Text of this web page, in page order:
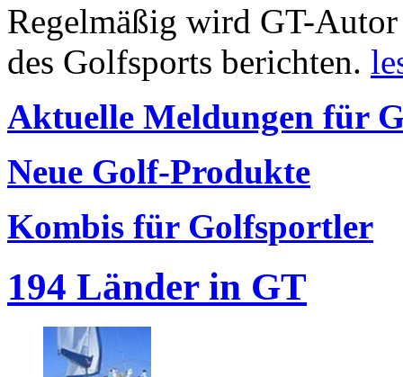
Regelmäßig wird GT-
des Golfsports berichten.
Aktuelle Meldungen für
Neue Golf-Produkte
Kombis für Golfsportler
194 Länder in GT